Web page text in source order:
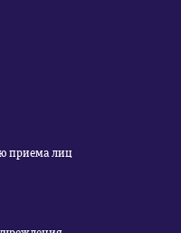
приема лиц